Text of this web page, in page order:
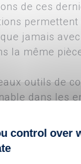
de ces
jamais
la même
outils de
dans les
apportent
permet aux
Ces
favorisant
control over